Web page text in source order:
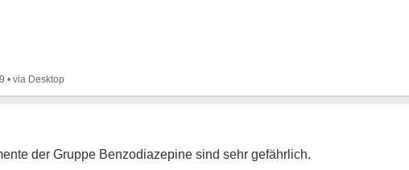
•
der Gruppe Benzodiazepine sind sehr gefährlich.